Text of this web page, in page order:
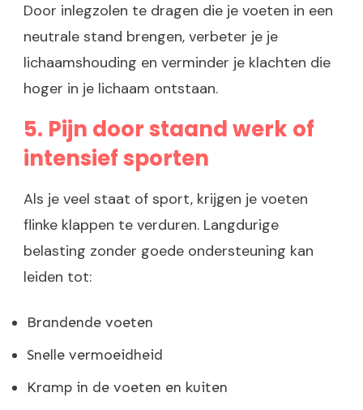
Door inlegzolen te dragen die je voeten in een
neutrale stand brengen, verbeter je je
lichaamshouding en verminder je klachten die
hoger in je lichaam ontstaan.
5. Pijn door staand werk of
intensief sporten
Als je veel staat of sport, krijgen je voeten
flinke klappen te verduren. Langdurige
belasting zonder goede ondersteuning kan
leiden tot:
Brandende voeten
Snelle vermoeidheid
Kramp in de voeten en kuiten